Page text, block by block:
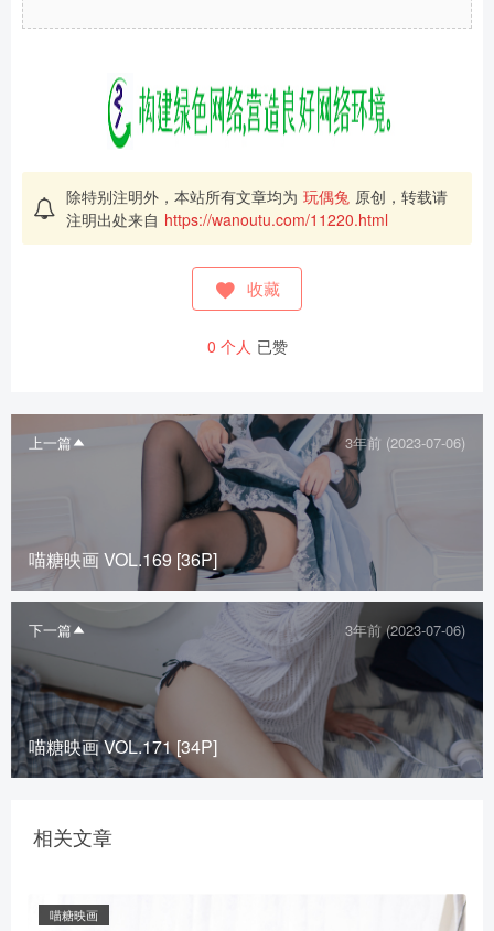
除特别注明外，本站所有文章均为 玩偶兔 原创，转载请
注明出处来自 https://wanoutu.com/11220.html
收藏
0 个人 已赞
上一篇 3年前 (2023-07-06)
喵糖映画 VOL.169 [36P]
下一篇 3年前 (2023-07-06)
喵糖映画 VOL.171 [34P]
相关文章
喵糖映画